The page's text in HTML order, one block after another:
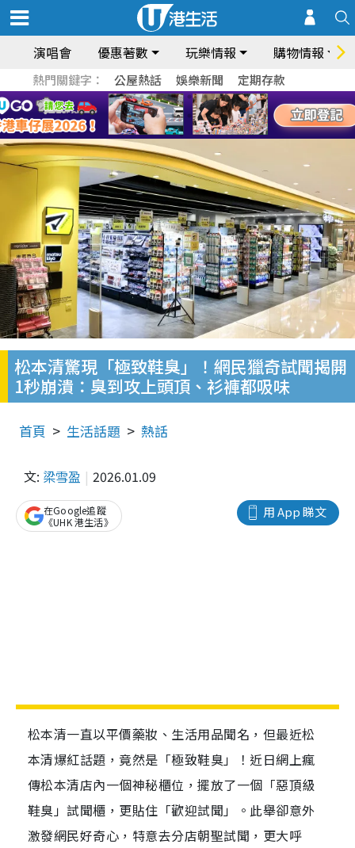
演唱會 優惠著數 玩樂情報 購物情報
熱門關鍵字： 公屋熱話 娛樂新聞 定期存款
松本清驚現「極致鞋臭」！網民獵奇試聞揭開
1秒崩潰：臭到攻上頭頂、衫褲都吸味
首頁 生活話題 熱話
文: 梁雪盈 2026.01.09
用 App 睇文
在Google追蹤
《UHK 港生活》
松本清一直以平價藥妝、生活用品聞名，但最近松
本清爆紅話題，竟然是「極致鞋臭」！近日網上瘋
傳松本清店內一個神秘櫃位，擺放了一個「惡頂級
鞋臭」試聞櫃，更貼住「歡迎試聞」。此舉卻意外
激發網民好奇心，特意去分店朝聖試聞，更大呼